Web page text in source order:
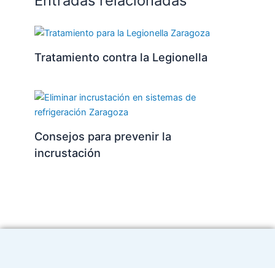
Tratamiento contra la Legionella
Consejos para prevenir la
incrustación